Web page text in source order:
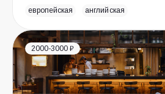
европейская английская
2000-3000 ₽